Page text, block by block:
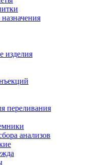
изделия
переливания
анализов